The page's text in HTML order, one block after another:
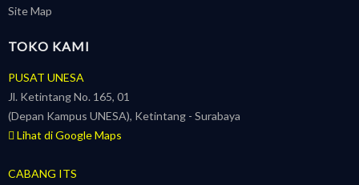
Site Map
TOKO KAMI
PUSAT UNESA
Jl. Ketintang No. 165, 01
(Depan Kampus UNESA), Ketintang - Surabaya
Lihat di Google Maps
CABANG ITS